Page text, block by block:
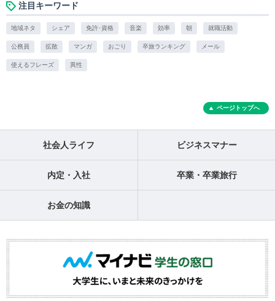
注目キーワード
地域ネタ シェア 免許･資格 音楽 効率 朝 就職活動
公務員 拡散 マンガ おごり 卒旅ランキング メール
使えるフレーズ 異性
ページトップへ
社会人ライフ ビジネスマナー
内定・入社 卒業・卒業旅行
お金の知識